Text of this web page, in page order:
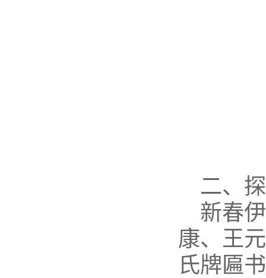
二、
新春
康、王
氏牌匾